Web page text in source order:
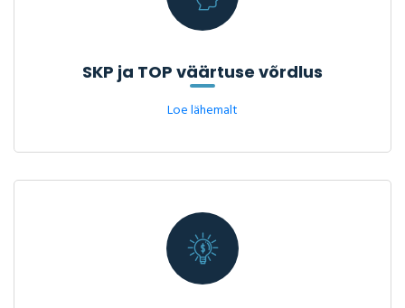
SKP ja TOP väärtuse võrdlus
Loe lähemalt